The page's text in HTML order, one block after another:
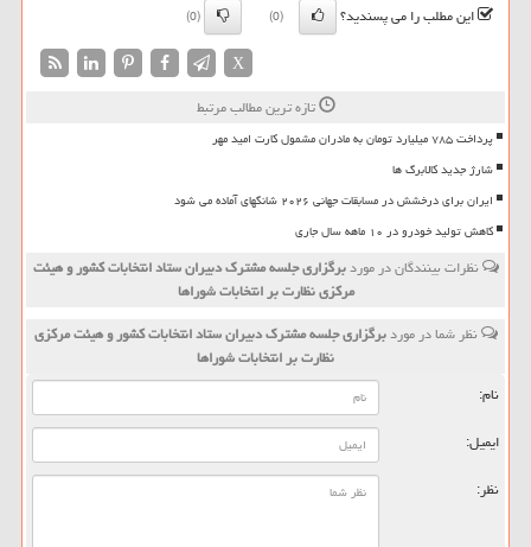
این مطلب را می پسندید؟
(0)
(0)
X
تازه ترین مطالب مرتبط
پرداخت ۷۸۵ میلیارد تومان به مادران مشمول کارت امید مهر
شارژ جدید کالابرگ ها
ایران برای درخشش در مسابقات جهانی ۲۰۲۶ شانگهای آماده می شود
کاهش تولید خودرو در ۱۰ ماهه سال جاری
نظرات بینندگان در موردبرگزاری جلسه مشترك دبیران ستاد انتخابات كشور و هیئت
مركزی نظارت بر انتخابات شوراها
نظر شما در موردبرگزاری جلسه مشترك دبیران ستاد انتخابات كشور و هیئت مركزی
نظارت بر انتخابات شوراها
نام:
ایمیل:
نظر: